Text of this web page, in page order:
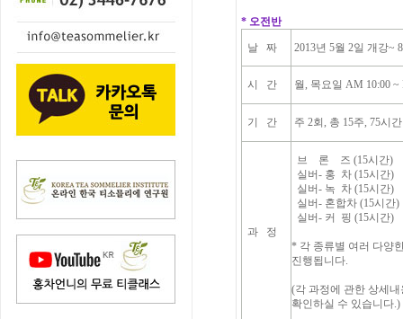
* 오전반
날 짜 2013년 5월 2일 개강~
시 간 월, 목요일 AM 10:00 ~
기 간 주 2회, 총 15주, 75시
과 정
브 론 즈 (15시간)
실버- 홍 차 (15시간)
실버- 녹 차 (15시간)
실버- 혼합차 (15시간)
실버- 커 핑 (15시간)
* 각 종류별 여러 다양
진행됩니다.
(각 과정에 관한 상세
확인하실 수 있습니다.)